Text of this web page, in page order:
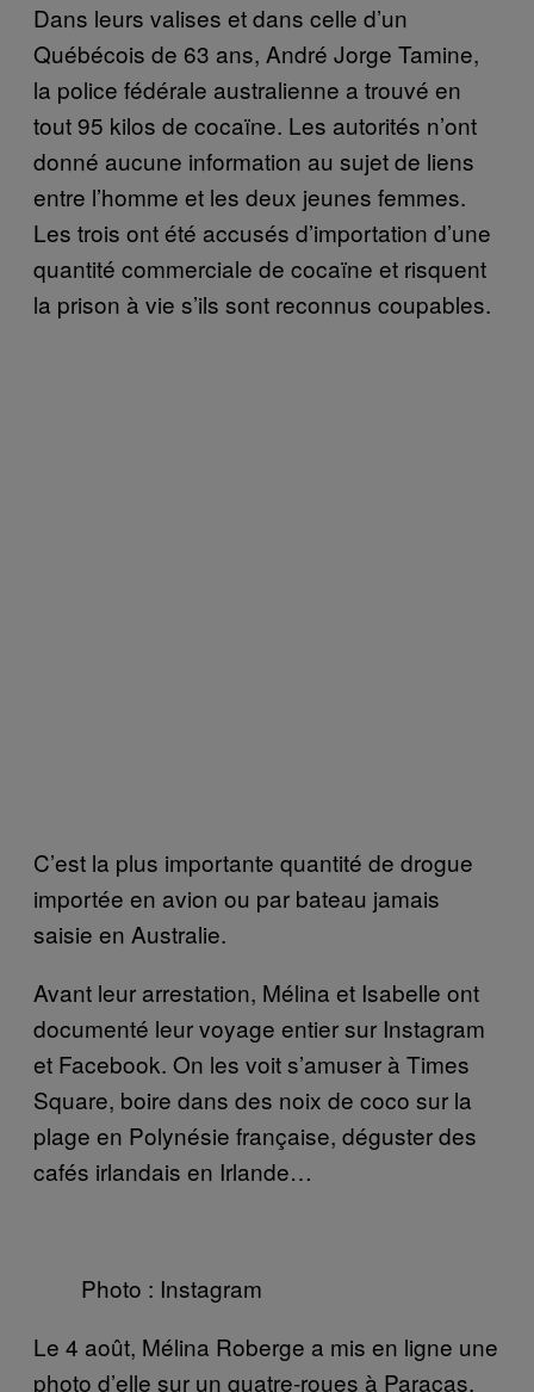
Dans leurs valises et dans celle d’un
Québécois de 63 ans, André Jorge Tamine,
la police fédérale australienne a trouvé en
tout 95 kilos de cocaïne. Les autorités n’ont
donné aucune information au sujet de liens
entre l’homme et les deux jeunes femmes.
Les trois ont été accusés d’importation d’une
quantité commerciale de cocaïne et risquent
la prison à vie s’ils sont reconnus coupables.
C’est la plus importante quantité de drogue
importée en avion ou par bateau jamais
saisie en Australie.
Avant leur arrestation, Mélina et Isabelle ont
documenté leur voyage entier sur Instagram
et Facebook. On les voit s’amuser à Times
Square, boire dans des noix de coco sur la
plage en Polynésie française, déguster des
cafés irlandais en Irlande…
Photo : Instagram
Le 4 août, Mélina Roberge a mis en ligne une
photo d’elle sur un quatre-roues à Paracas,